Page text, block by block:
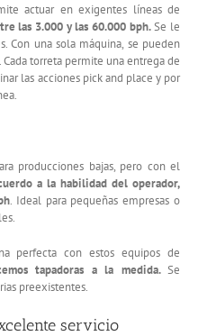
actuar en exigentes líneas de
las 3.000 y las 60.000 bph.Se le
Con una sola máquina, se pueden
torreta permite una entrega de
las acciones pick and place y por
producciones bajas, pero con el
a la habilidad del operador,
. Ideal para pequeñas empresas o
perfecta con estos equipos de
tapadoras a la medida. Se
preexistentes.
servicio